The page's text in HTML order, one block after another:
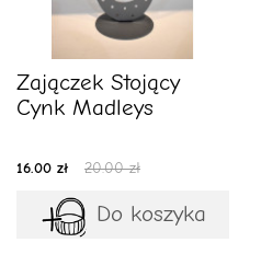
Zajączek Stojący
Cynk Madleys
16.00 zł 20.00 zł
Do koszyka